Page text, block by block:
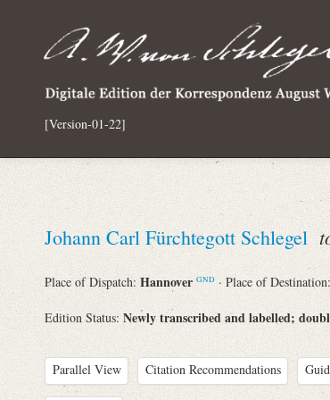
[Version-01-22]
Johann Carl Fürchtegott Schlegel
Place of Dispatch: Hannover GND · Place of Destination:
Edition Status: Newly transcribed and labelled;
Parallel View Citation Recommendations